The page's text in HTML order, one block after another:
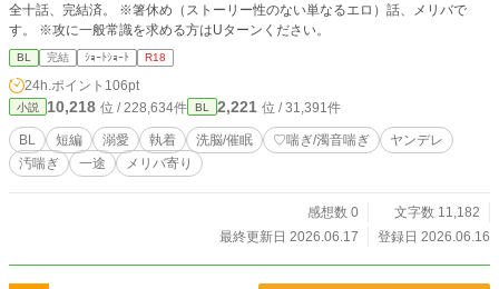
全十話、完結済。 ※箸休め（ストーリー性のない単なるエロ）話、メリバで
す。 ※攻に一般常識を求める方はUターンください。
BL 完結 ｼｮｰﾄｼｮｰﾄ R18
24h.ポイント 106pt
小説 10,218 位 / 228,634件 BL 2,221 位 / 31,391件
BL 短編 溺愛 執着 洗脳/催眠 ♡喘ぎ/濁音喘ぎ
ヤンデレ
汚喘ぎ
一途 メリバ寄り
感想数 0
文字数 11,182
最終更新日 2026.06.17
登録日 2026.06.16